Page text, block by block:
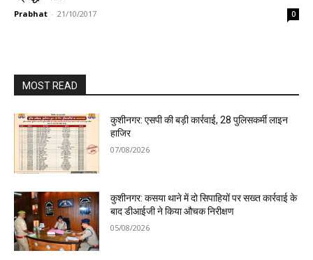
Prabhat - 21/10/2017 0
MOST READ
कुशीनगर: एसपी की बड़ी कार्रवाई, 28 पुलिसकर्मी लाइन
हाजिर
07/08/2026
कुशीनगर: कसया थाने में दो सिपाहियों पर सख्त कार्रवाई के
बाद डीआईजी ने किया औचक निरीक्षण
05/08/2026